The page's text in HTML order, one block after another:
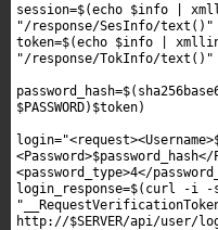
session=$(echo $info |
"/response/SesInfo/
token=$(echo $info |
"/response/TokInfo/
$PASSWORD)$token)
<Password>$password_hash</
<password_type>4</
login_response=$(curl -i -
http://$SERVER/api/user/